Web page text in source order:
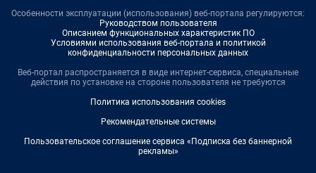
Особенности эксплуатации (использования) веб-портала регулируются:
Руководством пользователя
Описанием функциональных характеристик ПО
Условиями использования веб-портала и политикой
конфиденциальности персональных данных
Веб-портал распространяется в виде интернет-сервиса, специальные
действия по установке на стороне пользователя не требуются
Политика использования cookies
Рекомендательные системы
Пользовательское соглашение сервиса «Подписка без баннерной
рекламы»